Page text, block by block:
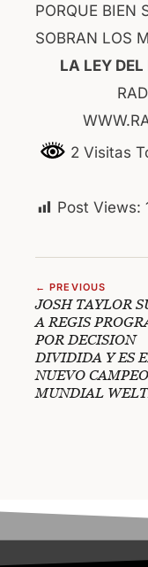
PORQUE BIEN
SOBRAN LOS
LA LEY DEL
2 Visitas
Post Views:
← PREVIOUS
JOSH TAYLOR
A REGIS
POR DECISION
DIVIDIDA Y ES
NUEVO
MUNDIAL